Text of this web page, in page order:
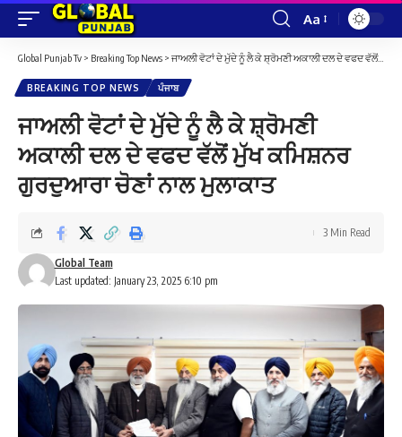
Font
Resizer
Aa
Global Punjab Tv > Breaking Top News > ਜਾਅਲੀ ਵੋਟਾਂ ਦੇ ਮੁੱਦੇ ਨੂੰ ਲੈ ਕੇ ਸ਼੍ਰੋਮਣੀ ਅਕਾਲੀ ਦਲ ਦੇ ਵਫਦ ਵੱਲੋਂ ਮੁੱਖ ਕਮਿਸ਼ਨਰ ਗੁਰਦੁਆਰਾ ਚੋਣਾਂ ਨਾਲ ਮੁਲਾਕਾਤ
BREAKING TOP NEWS ਪੰਜਾਬ
ਜਾਅਲੀ ਵੋਟਾਂ ਦੇ ਮੁੱਦੇ ਨੂੰ ਲੈ ਕੇ ਸ਼੍ਰੋਮਣੀ
ਅਕਾਲੀ ਦਲ ਦੇ ਵਫਦ ਵੱਲੋਂ ਮੁੱਖ ਕਮਿਸ਼ਨਰ
ਗੁਰਦੁਆਰਾ ਚੋਣਾਂ ਨਾਲ ਮੁਲਾਕਾਤ
Last updated: January 23, 2025 6:10 pm
Global Team
3 Min Read